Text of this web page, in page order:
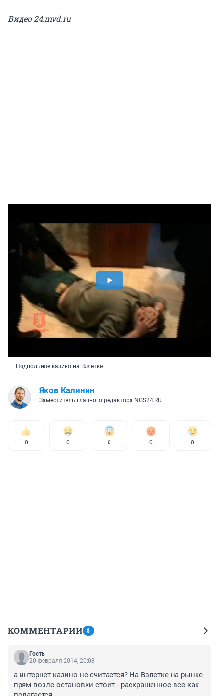
Видео 24.mvd.ru
Подпольное казино на Взлетке
Яков Калинин
Заместитель главного редактора NGS24.RU
0 0 0 0 0
КОММЕНТАРИИ 8
Гость
20 февраля 2014, 20:08
а интернет казино не считается? На Взлетке на рынке
прям возле остановки стоит - раскрашенное все как